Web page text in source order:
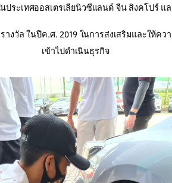
ประเทศออสเตรเลียนิวซีแลนด์ จีน สิงคโปร์ แล
างวัล ในปีค.ศ. 2019 ในการส่งเสริมและให้
เข้าไปดำเนินธุรกิจ